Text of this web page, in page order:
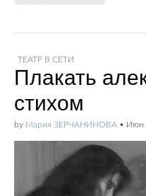
ТЕАТР В СЕТИ
Плакать
стихом
by Мария ЗЕРЧАНИНОВА • Июн